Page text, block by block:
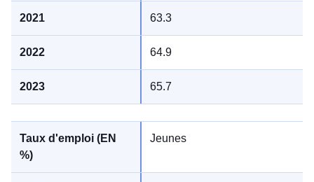
63.3
64.9
65.7
Jeunes